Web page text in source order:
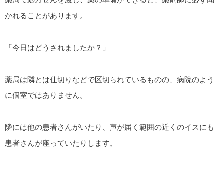
かれることがあります。
「今日はどうされましたか？」
薬局は隣とは仕切りなどで区切られているものの、病院のよう
に個室ではありません。
隣には他の患者さんがいたり、声が届く範囲の近くのイスにも
患者さんが座っていたりします。